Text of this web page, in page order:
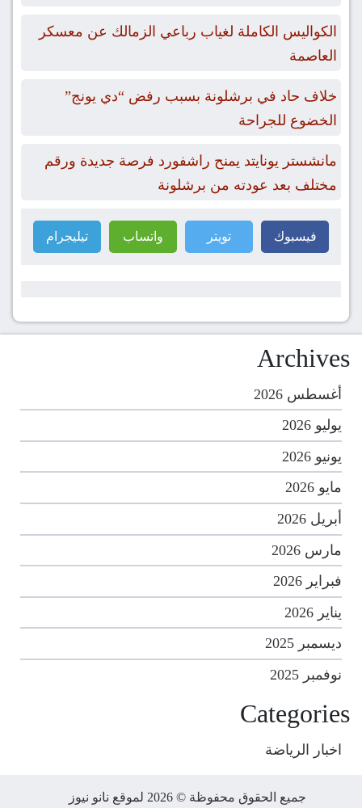
الكواليس الكاملة لغياب رباعي الزمالك عن معسكر
العاصمة
خلاف حاد في برشلونة بسبب رفض “دي يونج”
الخضوع للجراحة
مانشستر يونايتد يمنح راشفورد فرصة جديدة ورقم
مختلف بعد عودته من برشلونة
فيسبوك تويتر واتساب تيليجرام
Archives
أغسطس 2026
يوليو 2026
يونيو 2026
مايو 2026
أبريل 2026
مارس 2026
فبراير 2026
يناير 2026
ديسمبر 2025
نوفمبر 2025
Categories
اخبار الرياضة
جميع الحقوق محفوظة © 2026 لموقع نانو نيوز